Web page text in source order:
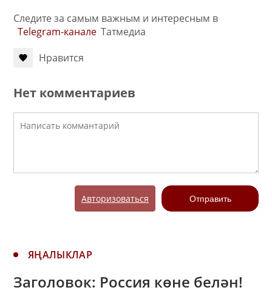
Следите за самым важным и интересным в
Telegram-канале Татмедиа
Нравится
Нет комментариев
Авторизоваться Отправить
ЯҢАЛЫКЛАР
Заголовок: Россия көне белән!